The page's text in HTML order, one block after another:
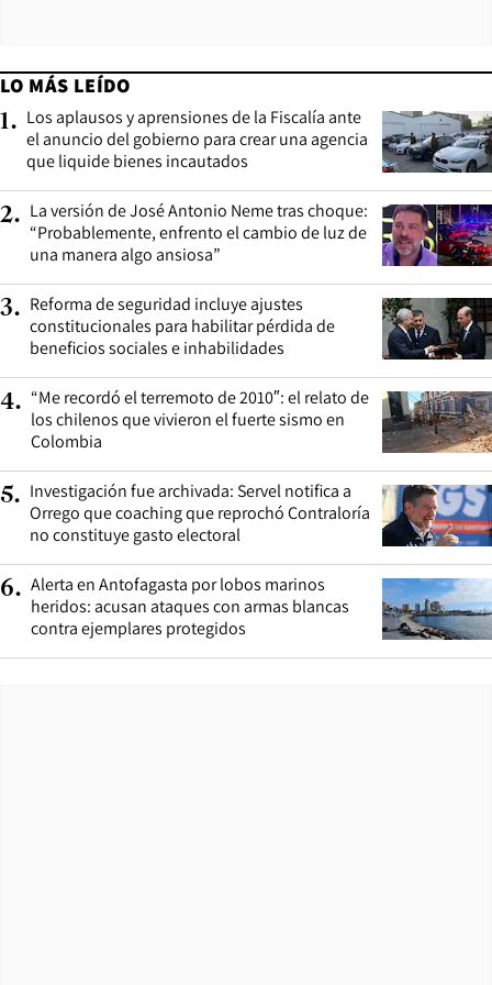
LO MÁS LEÍDO
1. Los aplausos y aprensiones de la Fiscalía ante
el anuncio del gobierno para crear una agencia
que liquide bienes incautados
2. La versión de José Antonio Neme tras choque:
“Probablemente, enfrento el cambio de luz de
una manera algo ansiosa”
3. Reforma de seguridad incluye ajustes
constitucionales para habilitar pérdida de
beneficios sociales e inhabilidades
4. “Me recordó el terremoto de 2010″: el relato de
los chilenos que vivieron el fuerte sismo en
Colombia
5. Investigación fue archivada: Servel notifica a
Orrego que coaching que reprochó Contraloría
no constituye gasto electoral
6. Alerta en Antofagasta por lobos marinos
heridos: acusan ataques con armas blancas
contra ejemplares protegidos